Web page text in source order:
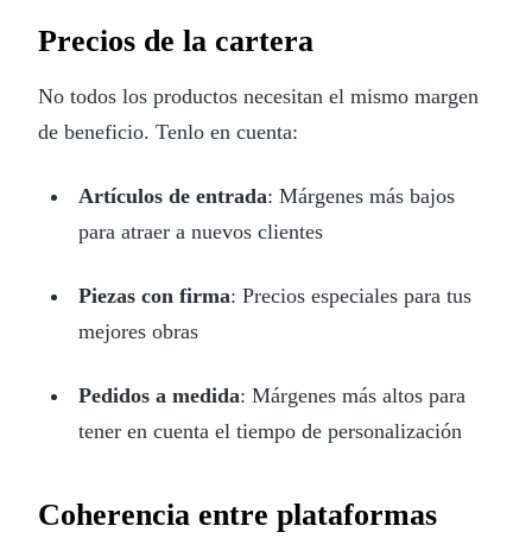
Precios de la cartera
No todos los productos necesitan el mismo margen
de beneficio. Tenlo en cuenta:
Artículos de entrada: Márgenes más bajos
para atraer a nuevos clientes
Piezas con firma: Precios especiales para tus
mejores obras
Pedidos a medida: Márgenes más altos para
tener en cuenta el tiempo de personalización
Coherencia entre plataformas